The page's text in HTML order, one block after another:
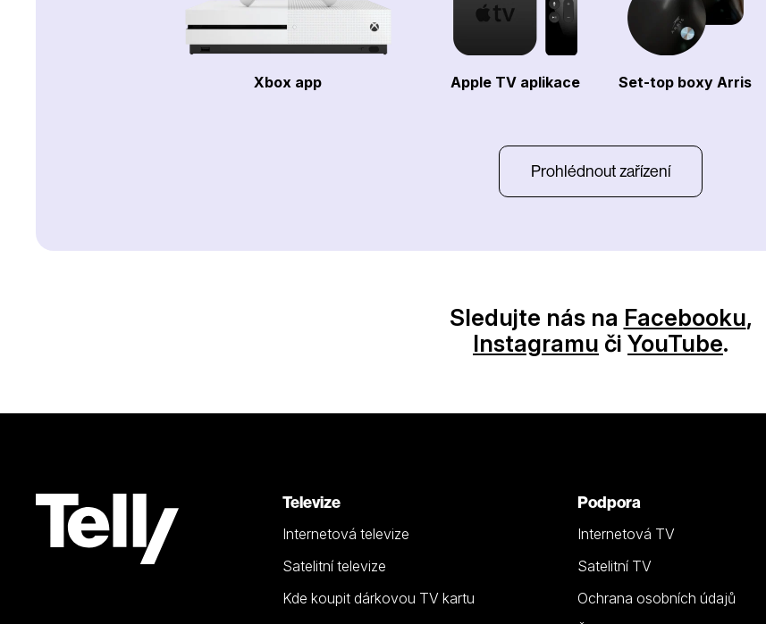
Xbox app Apple TV aplikace Set-top boxy Arris
Prohlédnout zařízení
Sledujte nás na Facebooku,
Instagramu či YouTube.
Televize
Internetová televize
Satelitní televize
Kde koupit dárkovou TV kartu
Podpora
Internetová TV
Satelitní TV
Ochrana osobních údajů